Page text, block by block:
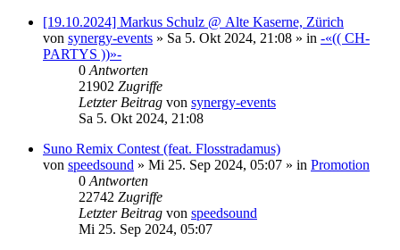
[19.10.2024] Markus Schulz @ Alte Kaserne, Zürich
von synergy-events » Sa 5. Okt 2024, 21:08 » in -«(( CH-
PARTYS ))»-
0 Antworten
21902 Zugriffe
Letzter Beitrag von synergy-events
Sa 5. Okt 2024, 21:08
Suno Remix Contest (feat. Flosstradamus)
von speedsound » Mi 25. Sep 2024, 05:07 » in Promotion
0 Antworten
22742 Zugriffe
Letzter Beitrag von speedsound
Mi 25. Sep 2024, 05:07